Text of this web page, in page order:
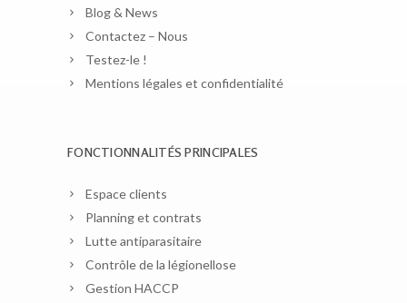
Blog & News
Contactez – Nous
Testez-le !
Mentions légales et confidentialité
FONCTIONNALITÉS PRINCIPALES
Espace clients
Planning et contrats
Lutte antiparasitaire
Contrôle de la légionellose
Gestion HACCP